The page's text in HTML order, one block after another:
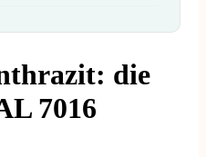
die
7016